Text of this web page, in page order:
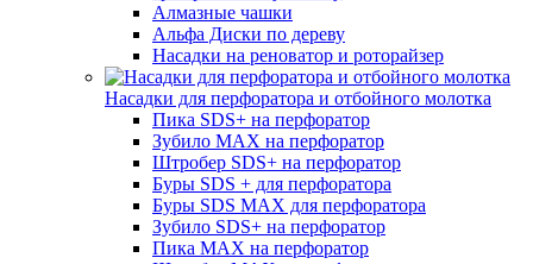
Алмазные чашки
Альфа Диски по дереву
Насадки на реноватор и роторайзер
Насадки для перфоратора и отбойного молотка
Пика SDS+ на перфоратор
Зубило MAX на перфоратор
Штробер SDS+ на перфоратор
Буры SDS + для перфоратора
Буры SDS MAX для перфоратора
Зубило SDS+ на перфоратор
Пика MAX на перфоратор